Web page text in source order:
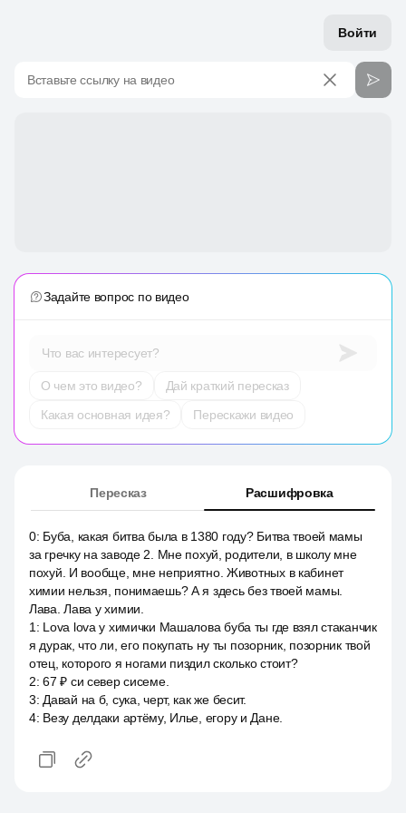
Войти
Вставьте ссылку на видео
Задайте вопрос по видео
Что вас интересует?
О чем это видео?
Дай краткий пересказ
Какая основная идея?
Перескажи видео
Пересказ Расшифровка
0: Буба, какая битва была в 1380 году? Битва твоей мамы
за гречку на заводе 2. Мне похуй, родители, в школу мне
похуй. И вообще, мне неприятно. Животных в кабинет
химии нельзя, понимаешь? А я здесь без твоей мамы.
Лава. Лава у химии.
1 : Lova lova у химички Машалова буба ты где взял стаканчик
я дурак, что ли, его покупать ну ты позорник, позорник твой
отец, которого я ногами пиздил сколько стоит?
2:67 ₽ си север сисеме.
3: Давай на б, сука, черт, как же бесит.
4: Везу делдаки артёму, Илье, егору и Дане.